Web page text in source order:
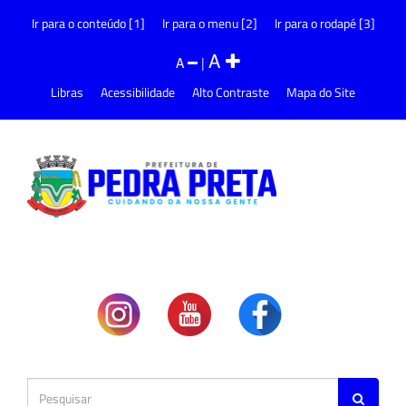
Ir para o conteúdo [1] Ir para o menu [2] Ir para o rodapé [3]
A |A
Libras Acessibilidade Alto Contraste Mapa do Site